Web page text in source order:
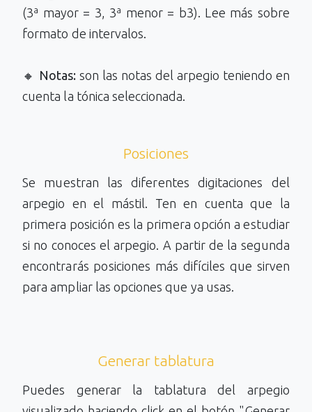
(3ª mayor = 3, 3ª menor = b3). Lee más sobre
formato de intervalos.
🔸 Notas: son las notas del arpegio teniendo en
cuenta la tónica seleccionada.
Posiciones
Se muestran las diferentes digitaciones del
arpegio en el mástil. Ten en cuenta que la
primera posición es la primera opción a estudiar
si no conoces el arpegio. A partir de la segunda
encontrarás posiciones más difíciles que sirven
para ampliar las opciones que ya usas.
Generar tablatura
Puedes generar la tablatura del arpegio